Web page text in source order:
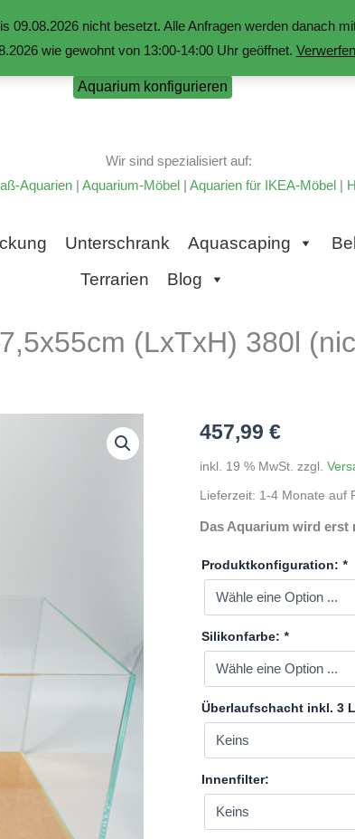
nicht besetzt. Alle Anfragen werden danach
wie gewohnt von 13:00-14:00 Uhr geöffnet. Verwerfen
Aquarium konfigurieren
Wir sind spezialisiert auf:
Aquarien | Aquarium-Möbel | Aquarien für IKEA-Möbel |
Unterschrank Aquascaping
Terrarien
Blog
(LxTxH) 380l
457,99€
inkl. 19 % MwSt. zzgl.
Lieferzeit: 1-4 Monate auf
Das Aquarium wird erst
Produktkonfiguration:*
Silikonfarbe:*
Überlaufschacht inkl. 3
Innenfilter: